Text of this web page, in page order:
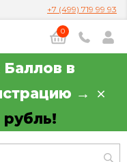
+7 (499) 719 99 93
0
в
→
рубль!